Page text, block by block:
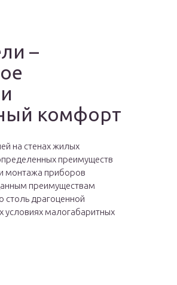
–
комфорт
на стенах жилых
преимуществ
монтажа приборов
преимуществам
драгоценной
условиях малогабаритных